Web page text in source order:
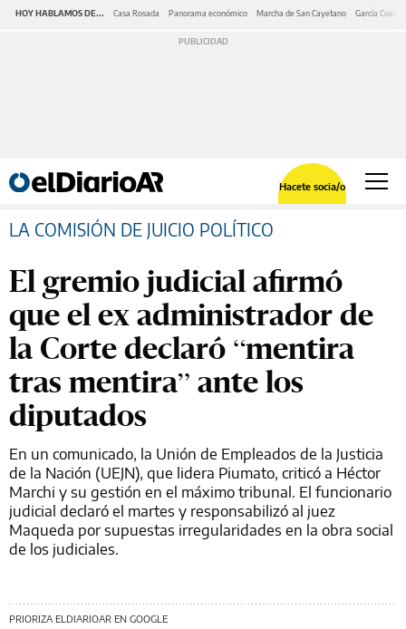
HOY HABLAMOS DE... Casa Rosada Panorama económico Marcha de San Cayetano García Cuerva
Hacete socia/o
LA COMISIÓN DE JUICIO POLÍTICO
El gremio judicial afirmó
que el ex administrador de
la Corte declaró “mentira
tras mentira” ante los
diputados
En un comunicado, la Unión de Empleados de la Justicia
de la Nación (UEJN), que lidera Piumato, criticó a Héctor
Marchi y su gestión en el máximo tribunal. El funcionario
judicial declaró el martes y responsabilizó al juez
Maqueda por supuestas irregularidades en la obra social
de los judiciales.
PRIORIZA ELDIARIOAR EN GOOGLE